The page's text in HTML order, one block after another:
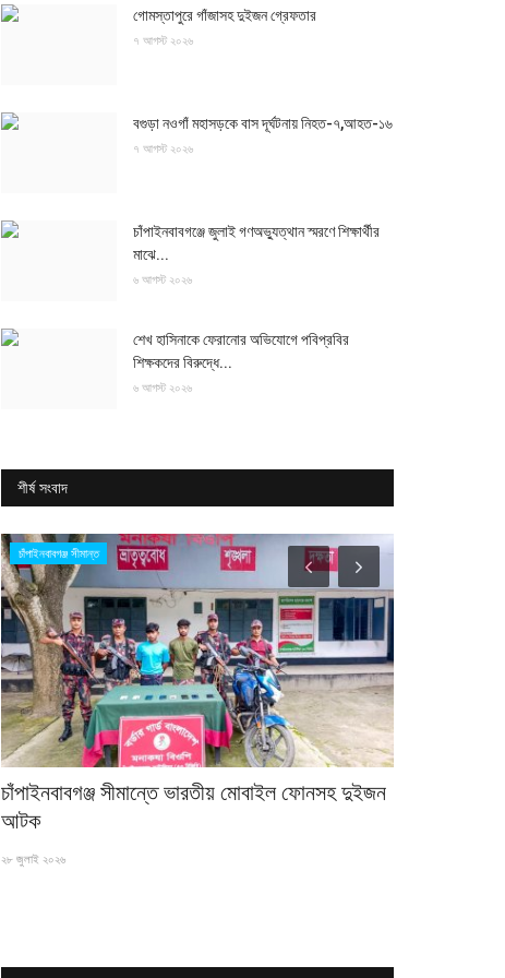
গোমস্তাপুরে গাঁজাসহ দুইজন গ্রেফতার
৭ আগস্ট ২০২৬
বগুড়া নওগাঁ মহাসড়কে বাস দূর্ঘটনায় নিহত-৭,আহত-১৬
৭ আগস্ট ২০২৬
চাঁপাইনবাবগঞ্জে জুলাই গণঅভ্যুত্থান স্মরণে শিক্ষার্থীর
মাঝে...
৬ আগস্ট ২০২৬
শেখ হাসিনাকে ফেরানোর অভিযোগে পবিপ্রবির
শিক্ষকদের বিরুদ্ধে...
৬ আগস্ট ২০২৬
শীর্ষ সংবাদ
চাঁপাইনবাবগঞ্জ সীমান্ত
চাঁপাইনবাবগঞ্জ সীমান্তে ভারতীয় মোবাইল ফোনসহ দুইজন
আটক
২৮ জুলাই ২০২৬